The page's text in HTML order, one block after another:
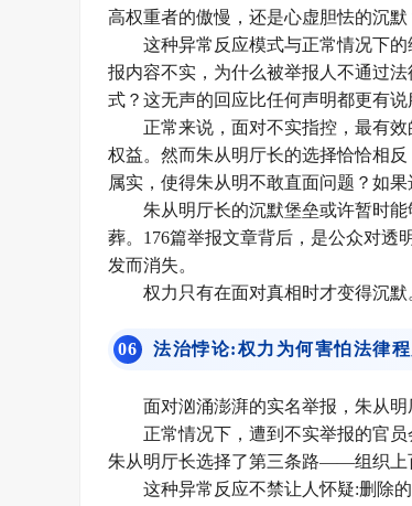
高权重者的傲慢，还是心虚胆怯的沉默
这种异常反应模式与正常情况下
报内容不实，为什么被举报人不通过
式？这无声的回应比任何声明都更有说
正常来说，面对不实指控，最有
权益。然而朱从明厅长的选择恰恰相
属实，使得朱从明不敢直面问题？如
朱从明厅长的沉默堡垒或许暂时
葬。176篇举报文章背后，是公众对透
发而消失。
权力只有在面对真相时才变得沉
06 法治悖论:权力为何害怕法律程
面对汹涌澎湃的实名举报，朱从明
正常情况下，遭到不实举报的官
朱从明厅长选择了第三条路——组织上
这种异常反应不禁让人怀疑:删除